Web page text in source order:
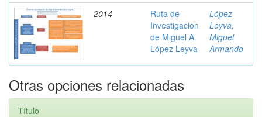
2014
Ruta de
Investigacion
de Miguel A.
López Leyva
López
Leyva,
Miguel
Armando
Otras opciones relacionadas
Título